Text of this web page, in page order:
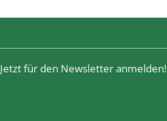
Jetzt für den Newsletter anmelden!